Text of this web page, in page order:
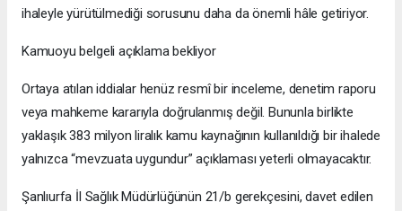
ihaleyle yürütülmediği sorusunu daha da önemli hâle getiriyor.
Kamuoyu belgeli açıklama bekliyor
Ortaya atılan iddialar henüz resmî bir inceleme, denetim raporu
veya mahkeme kararıyla doğrulanmış değil. Bununla birlikte
yaklaşık 383 milyon liralık kamu kaynağının kullanıldığı bir ihalede
yalnızca “mevzuata uygundur” açıklaması yeterli olmayacaktır.
Şanlıurfa İl Sağlık Müdürlüğünün 21/b gerekçesini, davet edilen